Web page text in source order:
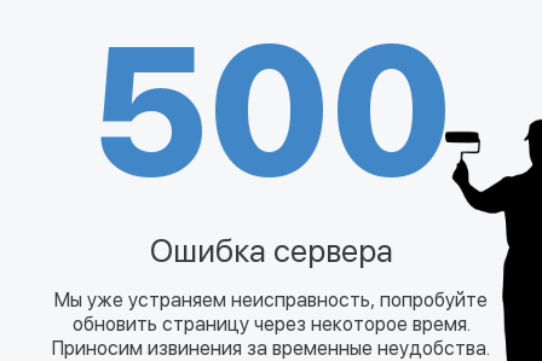
500
Ошибка сервера
Мы уже устраняем неисправность, попробуйте
обновить страницу через некоторое время.
Приносим извинения за временные неудобства.